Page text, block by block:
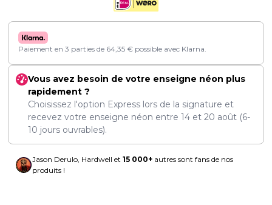
Paiement en 3 parties de 64,35 € possible avec Klarna.
Vous avez besoin de votre enseigne néon plus
rapidement ?
Choisissez l'option Express lors de la signature et
recevez votre enseigne néon entre 14 et 20 août (6-
10 jours ouvrables).
Jason Derulo, Hardwell et 15 000+ autres sont fans de nos
produits !